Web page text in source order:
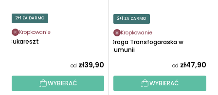
2+1 ZA DARMO
Kropkowanie
Bukareszt
od zł39,90
WYBIERAĆ
2+1 ZA DARMO
Kropkowanie
Droga Transfogaraska w
Rumunii
od zł47,90
WYBIERAĆ